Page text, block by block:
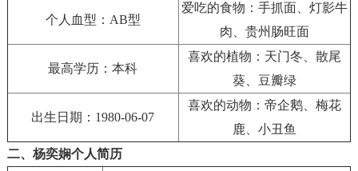
个人血型：AB型
爱吃的食物：手抓面、灯影牛
肉、贵州肠旺面
最高学历：本科
喜欢的植物：天门冬、散尾
葵、豆瓣绿
出生日期：1980-06-07
喜欢的动物：帝企鹅、梅花
鹿、小丑鱼
二、杨奕娴个人简历